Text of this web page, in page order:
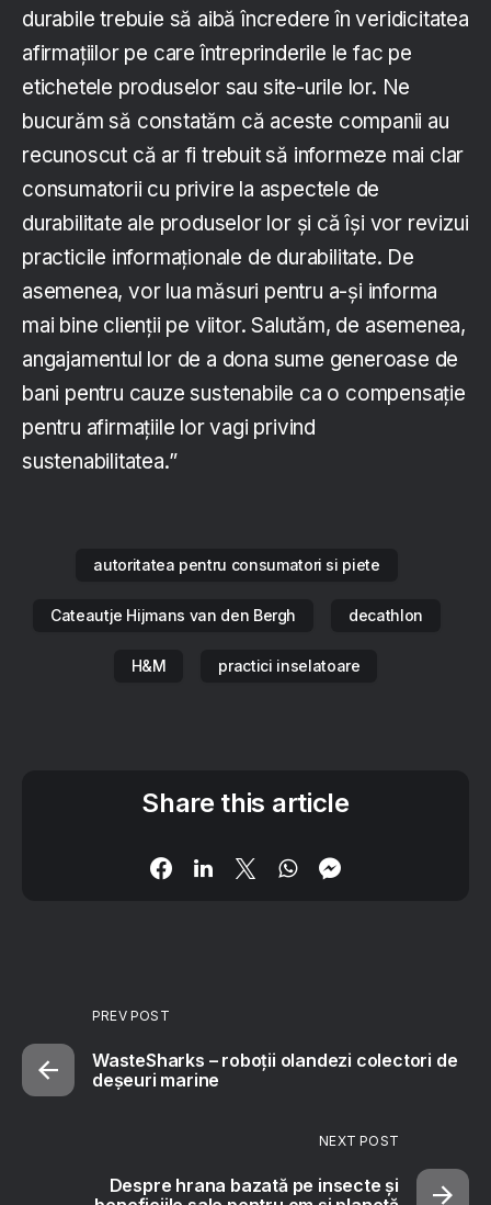
durabile trebuie să aibă încredere în veridicitatea
afirmațiilor pe care întreprinderile le fac pe
etichetele produselor sau site-urile lor. Ne
bucurăm să constatăm că aceste companii au
recunoscut că ar fi trebuit să informeze mai clar
consumatorii cu privire la aspectele de
durabilitate ale produselor lor și că își vor revizui
practicile informaționale de durabilitate. De
asemenea, vor lua măsuri pentru a-și informa
mai bine clienții pe viitor. Salutăm, de asemenea,
angajamentul lor de a dona sume generoase de
bani pentru cauze sustenabile ca o compensație
pentru afirmațiile lor vagi privind
sustenabilitatea.”
autoritatea pentru consumatori si piete
Cateautje Hijmans van den Bergh decathlon
H&M practici inselatoare
Share this article
PREV POST
WasteSharks – roboții olandezi colectori de
deșeuri marine
NEXT POST
Despre hrana bazată pe insecte și